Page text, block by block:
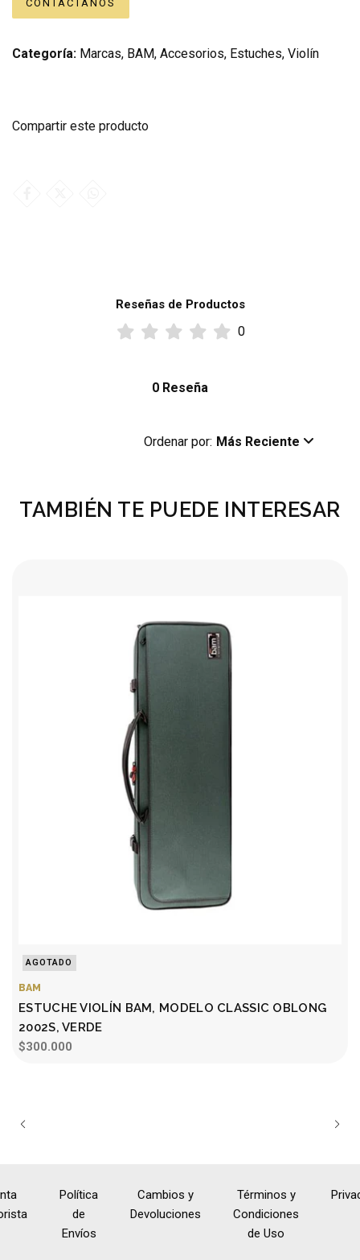
CONTÁCTANOS
Categoría: Marcas, BAM, Accesorios, Estuches, Violín
Compartir este producto
Reseñas de Productos
0
0 Reseña
Ordenar por: Más Reciente
TAMBIÉN TE PUEDE INTERESAR
AGOTADO
BAM
ESTUCHE VIOLÍN BAM, MODELO CLASSIC OBLONG
2002S, VERDE
$300.000
Política
de
Envíos
Cambios y
Devoluciones
Términos y
Condiciones
de Uso